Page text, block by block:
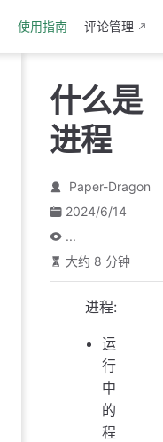
使用指南 评论管理
什么是
进程
Paper-Dragon
2024/6/14
...
大约 8 分钟
进程:
运
行
中
的
程